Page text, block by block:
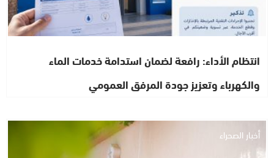
انتظام الأداء: رافعة لضمان استدامة خدمات الماء
والكهرباء وتعزيز جودة المرفق العمومي
أخبار الصحراء